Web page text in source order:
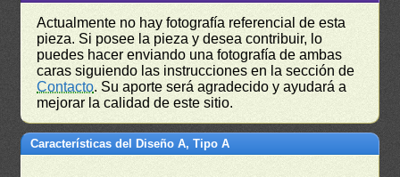
Actualmente no hay fotografía referencial de esta
pieza. Si posee la pieza y desea contribuir, lo
puedes hacer enviando una fotografía de ambas
caras siguiendo las instrucciones en la sección de
Contacto. Su aporte será agradecido y ayudará a
mejorar la calidad de este sitio.
Características del Diseño A, Tipo A